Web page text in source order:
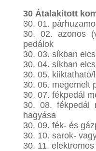
30 Átalakított
30. 01.
30. 02. azonos
pedálok
30. 03. síkban
30. 04. síkban
30. 05.
30. 06. megemelt
30. 07. fékpedál
30. 08. fékpedál
hagyása
30. 09. fék- és
30. 10. sarok-
30. 11.